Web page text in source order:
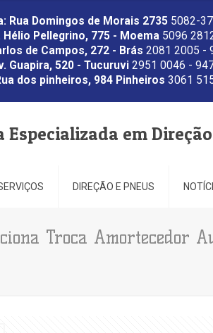
Rua Domingos de Morais 2735 5082-
Hélio Pellegrino, 775 - Moema 5096
de Campos, 272 - Brás 2081 2005 -
Guapira, 520 - Tucuruvi 2951 0046 -
dos pinheiros, 984 Pinheiros 3061
Especializada em
DIREÇÃO E PNEUS
Troca Amortecedor